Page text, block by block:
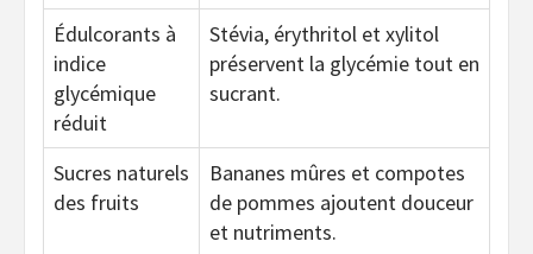
Édulcorants à
indice
glycémique
réduit
Stévia, érythritol et xylitol
préservent la glycémie tout en
sucrant.
Sucres naturels
des fruits
Bananes mûres et compotes
de pommes ajoutent douceur
et nutriments.